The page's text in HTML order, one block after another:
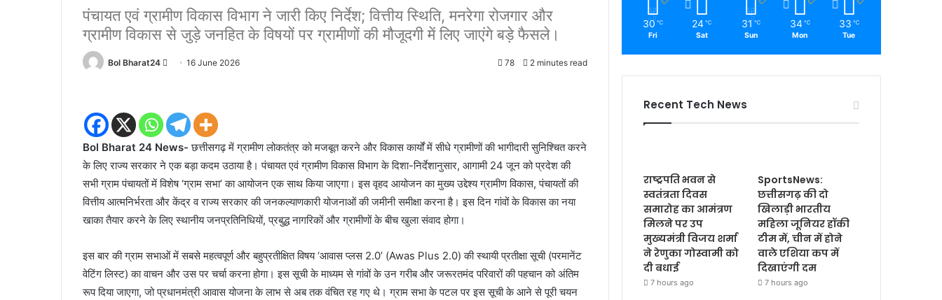
पंचायत एवं ग्रामीण विकास विभाग ने जारी किए निर्देश; वित्तीय स्थिति, मनरेगा रोजगार और
ग्रामीण विकास से जुड़े जनहित के विषयों पर ग्रामीणों की मौजूदगी में लिए जाएंगे बड़े फैसले।
Bol Bharat24
Send16 June 2026 78 2 minutes read
Bol Bharat 24 News- छत्तीसगढ़ में ग्रामीण लोकतंत्र को मजबूत करने और विकास कार्यों में सीधे ग्रामीणों की भागीदारी सुनिश्चित करने
के लिए राज्य सरकार ने एक बड़ा कदम उठाया है। पंचायत एवं ग्रामीण विकास विभाग के दिशा-निर्देशानुसार, आगामी 24 जून को प्रदेश की
सभी ग्राम पंचायतों में विशेष ‘ग्राम सभा’ का आयोजन एक साथ किया जाएगा। इस वृहद आयोजन का मुख्य उद्देश्य ग्रामीण विकास, पंचायतों की
वित्तीय आत्मनिर्भरता और केंद्र व राज्य सरकार की जनकल्याणकारी योजनाओं की जमीनी समीक्षा करना है। इस दिन गांवों के विकास का नया
खाका तैयार करने के लिए स्थानीय जनप्रतिनिधियों, प्रबुद्ध नागरिकों और ग्रामीणों के बीच खुला संवाद होगा।
इस बार की ग्राम सभाओं में सबसे महत्वपूर्ण और बहुप्रतीक्षित विषय ‘आवास प्लस 2.0’ (Awas Plus 2.0) की स्थायी प्रतीक्षा सूची (परमानेंट
वेटिंग लिस्ट) का वाचन और उस पर चर्चा करना होगा। इस सूची के माध्यम से गांवों के उन गरीब और जरूरतमंद परिवारों की पहचान को अंतिम
रूप दिया जाएगा, जो प्रधानमंत्री आवास योजना के लाभ से अब तक वंचित रह गए थे। ग्राम सभा के पटल पर इस सूची के आने से पूरी चयन
30 ℃
Fri
24 ℃
Sat
31 ℃
Sun
34 ℃
Mon
33 ℃
Tue
Recent Tech News
राष्ट्रपति भवन से
स्वतंत्रता दिवस
समारोह का आमंत्रण
मिलने पर उप
मुख्यमंत्री विजय शर्मा
ने रेणुका गोस्वामी को
दी बधाई
7 hours ago
SportsNews:
छत्तीसगढ़ की दो
खिलाड़ी भारतीय
महिला जूनियर हॉकी
टीम में, चीन में होने
वाले एशिया कप में
दिखाएंगी दम
7 hours ago